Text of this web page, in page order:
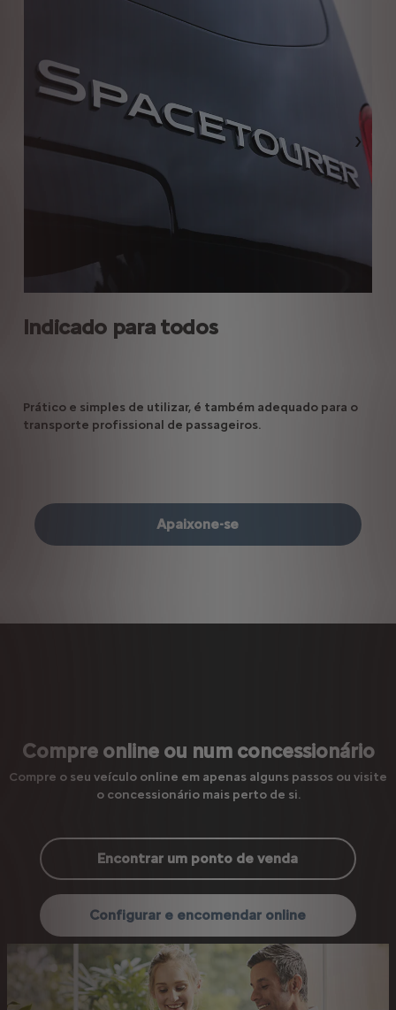
Anterior
Indicado para todos
Prático e simples de utilizar, é também adequado para o
transporte profissional de passageiros.
Apaixone-se
Compre online ou num concessionário
Compre o seu veículo online em apenas alguns passos ou visite
o concessionário mais perto de si.
Encontrar um ponto de venda
Configurar e encomendar online